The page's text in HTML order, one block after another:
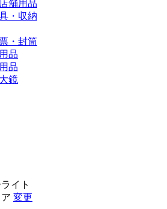
舗用品
・収納
・封筒
品
品
鏡
変更